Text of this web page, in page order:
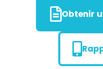
Obtenir